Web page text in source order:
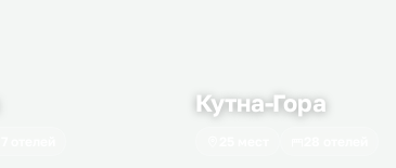
Кутна-Гора